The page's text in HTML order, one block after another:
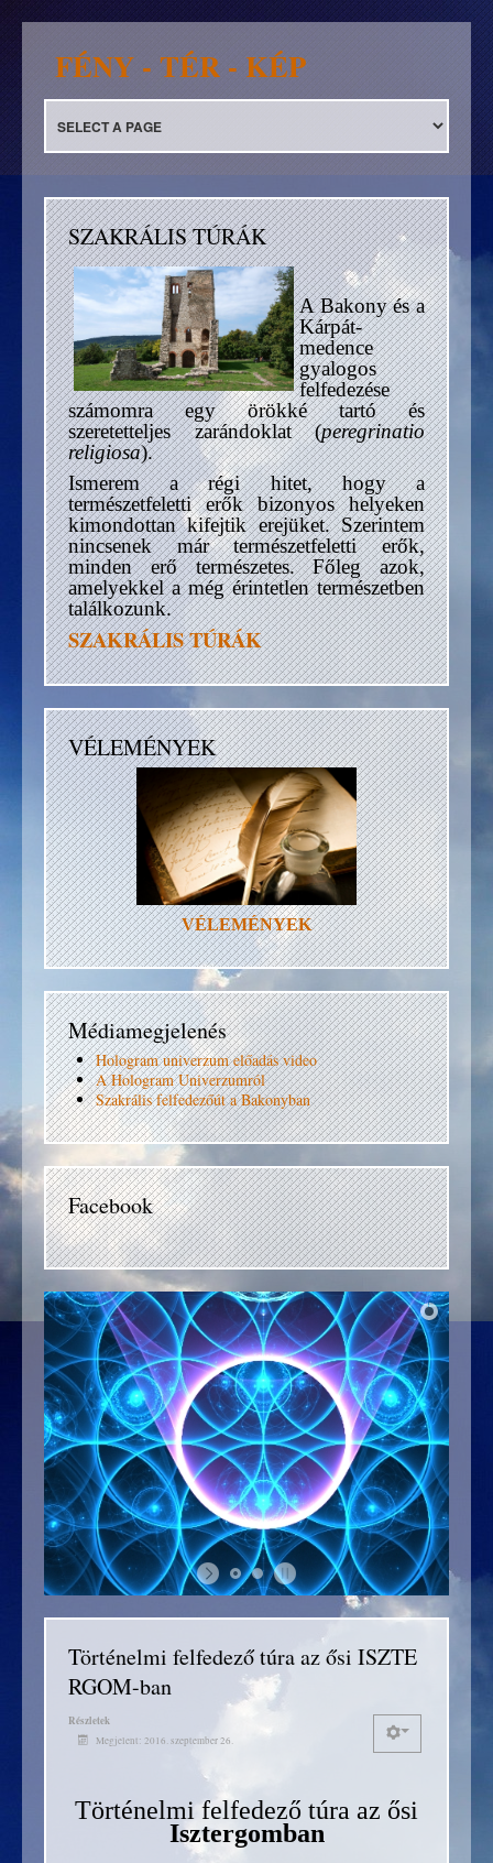
FÉNY - TÉR - KÉP
SZAKRÁLIS TÚRÁK
A Bakony és a
Kárpát-
medence
gyalogos
felfedezése
számomra egy örökké tartó és
szeretetteljes zarándoklat (peregrinatio
religiosa).
Ismerem a régi hitet, hogy a
természetfeletti erők bizonyos helyeken
kimondottan kifejtik erejüket. Szerintem
nincsenek már természetfeletti erők,
minden erő természetes. Főleg azok,
amelyekkel a még érintetlen természetben
találkozunk.
SZAKRÁLIS TÚRÁK
VÉLEMÉNYEK
VÉLEMÉNYEK
Médiamegjelenés
Hologram univerzum előadás video
A Hologram Univerzumról
Szakrális felfedezőút a Bakonyban
Facebook
Történelmi felfedező túra az ősi ISZTE
RGOM-ban
Részletek
Megjelent: 2016. szeptember 26.
Történelmi felfedező túra az ősi
Isztergomban